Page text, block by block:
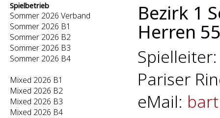
Spielbetrieb
Sommer 2026 Verband
Sommer 2026 B1
Sommer 2026 B2
Sommer 2026 B3
Sommer 2026 B4
Mixed 2026 B1
Mixed 2026 B2
Mixed 2026 B3
Mixed 2026 B4
Bezirk 1
Herren
Pariser
eMail: